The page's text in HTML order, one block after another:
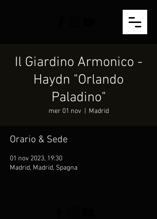
Il Giardino Armonico -
Haydn "Orlando
Paladino"
mer 01 nov Madrid
Orario & Sede
01 nov 2023, 19:30
Madrid, Madrid, Spagna